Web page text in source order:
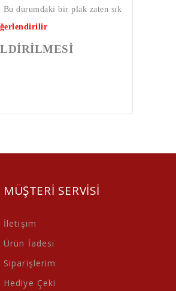
durumdaki bir plak zaten sık
MÜŞTERI SERVISI
İletişim
Ürün İadesi
Siparişlerim
Hediye Çeki